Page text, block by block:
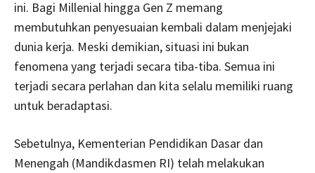
ini. Bagi Millenial hingga Gen Z memang
membutuhkan penyesuaian kembali dalam menjejaki
dunia kerja. Meski demikian, situasi ini bukan
fenomena yang terjadi secara tiba-tiba. Semua ini
terjadi secara perlahan dan kita selalu memiliki ruang
untuk beradaptasi.
Sebetulnya, Kementerian Pendidikan Dasar dan
Menengah (Mandikdasmen RI) telah melakukan